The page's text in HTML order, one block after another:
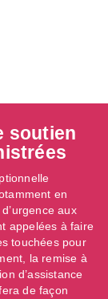
soutien
en
aux
appelées à faire
touchées pour
la remise à
d’assistance
de façon